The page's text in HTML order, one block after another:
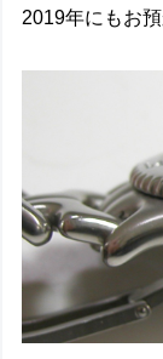
2019年にもお